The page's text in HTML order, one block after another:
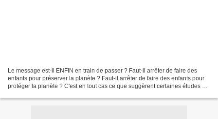
Le message est-il ENFIN en train de passer ? Faut-il arrêter de faire des
enfants pour préserver la planète ? Faut-il arrêter de faire des enfants pour
protéger la planète ? C'est en tout cas ce que suggèrent certaines études et